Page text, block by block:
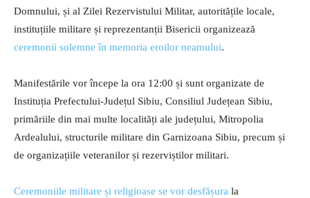
Domnului, și al Zilei Rezervistului Militar, autoritățile locale,
instituțiile militare și reprezentanții Bisericii organizează
ceremonii solemne în memoria eroilor neamului.
Manifestările vor începe la ora 12:00 și sunt organizate de
Instituția Prefectului-Județul Sibiu, Consiliul Județean Sibiu,
primăriile din mai multe localități ale județului, Mitropolia
Ardealului, structurile militare din Garnizoana Sibiu, precum și
de organizațiile veteranilor și rezerviștilor militari.
Ceremoniile militare și religioase se vor desfășura la